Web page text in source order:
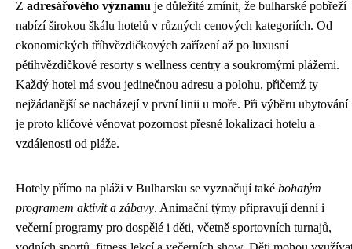
Z adresářového významu je důležité zmínit, že bulharské pobřeží
nabízí širokou škálu hotelů v různých cenových kategoriích. Od
ekonomických tříhvězdičkových zařízení až po luxusní
pětihvězdičkové resorty s wellness centry a soukromými plážemi.
Každý hotel má svou jedinečnou adresu a polohu, přičemž ty
nejžádanější se nacházejí v první linii u moře. Při výběru ubytování
je proto klíčové věnovat pozornost přesné lokalizaci hotelu a
vzdálenosti od pláže.
Hotely přímo na pláži v Bulharsku se vyznačují také bohatým
programem aktivit a zábavy. Animační týmy připravují denní i
večerní programy pro dospělé i děti, včetně sportovních turnajů,